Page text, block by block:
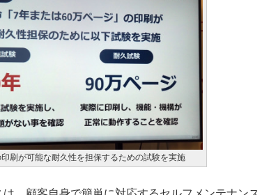
刷が可能な耐久性を担保するための試験を実施